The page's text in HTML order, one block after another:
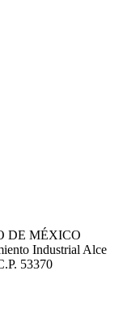
DE MÉXICO
Industrial Alce
53370